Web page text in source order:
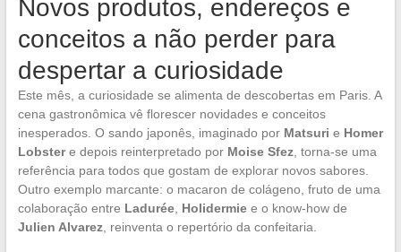
Novos produtos, endereços e
conceitos a não perder para
despertar a curiosidade
Este mês, a curiosidade se alimenta de descobertas em Paris. A
cena gastronômica vê florescer novidades e conceitos
inesperados. O sando japonês, imaginado por Matsuri e Homer
Lobstere depois reinterpretado por Moise Sfez, torna-se uma
referência para todos que gostam de explorar novos sabores.
Outro exemplo marcante: o macaron de colágeno, fruto de uma
colaboração entre Ladurée, Holidermiee o know-how de
Julien Alvarez, reinventa o repertório da confeitaria.